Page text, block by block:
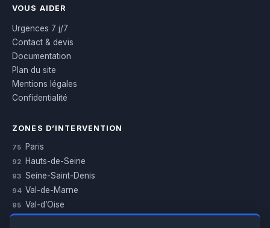
VOUS AIDER
Urgences 7 j/7
Contact & devis
Documentation
Plan du site
Mentions légales
Confidentialité
ZONES D’INTERVENTION
75 Paris
92 Hauts-de-Seine
93 Seine-Saint-Denis
94 Val-de-Marne
95 Val-d’Oise